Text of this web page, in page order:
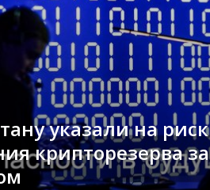
указали на
крипторезерва за